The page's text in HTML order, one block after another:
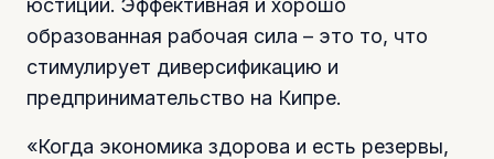
юстиции. Эффективная и хорошо
образованная рабочая сила – это то, что
стимулирует диверсификацию и
предпринимательство на Кипре.
«Когда экономика здорова и есть резервы,